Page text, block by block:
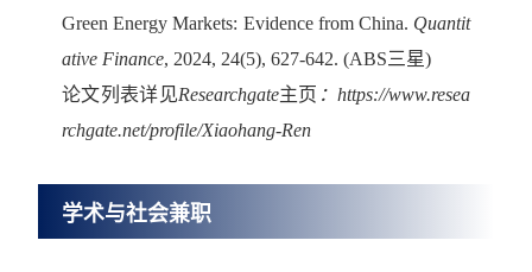
Green Energy Markets: Evidence from China. Quantit
ative Finance, 2024, 24(5), 627-642. (ABS三星)
论文列表详见Researchgate主页 ：https://www.resea
rchgate.net/profile/Xiaohang-Ren
学术与社会兼职